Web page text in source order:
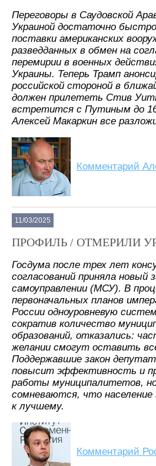
Переговоры в Саудовской
Украиной достаточно
поставки американских
разведданных в обмен на
перемирии в военных
Украины. Теперь Трамп
российской стороной в
должен прилететь Стив
встретится с Путиным до
Алексей Макаркин все
Комментарий
11/03/2025
ПРОФИЛЬ / ОТМЕРИЛИ
Госдума после трех лет
согласований приняла новый
самоуправлении (МСУ). В
первоначальных планов
России одноуровневую
сократив количество
образований, отказались:
желании смогут оставить
Поддержавшие закон
повысит эффективность и
работы муниципалитетов,
сомневаются, что
к лучшему.
Комментарий